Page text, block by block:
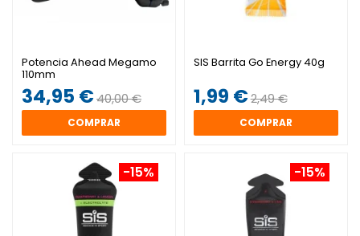
Potencia Ahead Megamo
110mm
34,95 €40,00 €
COMPRAR
SIS Barrita Go Energy 40g
1,99 €2,49 €
COMPRAR
-15% -15%